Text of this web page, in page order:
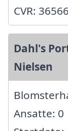
CVR:
Dahl's
Nielsen
Ansatte: 0